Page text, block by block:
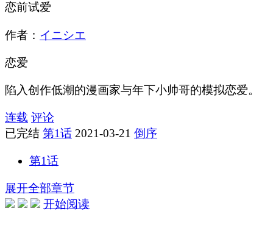
恋前试爱
作者： イニシエ
恋爱
陷入创作低潮的漫画家与年下小帅哥的模拟恋爱。
连载 评论
已完结 第1话 2021-03-21 倒序
第1话
展开全部章节
开始阅读